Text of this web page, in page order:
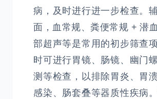
病，及时进行进一步检查。
面，血常规、粪便常规 + 潜
部超声等是常用的初步筛查
时可进行胃镜、肠镜、幽门
测等检查，以排除胃炎、胃
感染、肠套叠等器质性疾病